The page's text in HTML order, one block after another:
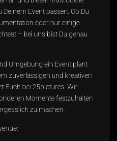
Event passen. Ob Du
oder nur einige
– bei uns bist Du genau
Umgebung ein Event plant
zuverlässigen und kreativen
Euch bei 25pictures. Wir
Momente festzuhalten
zu machen.